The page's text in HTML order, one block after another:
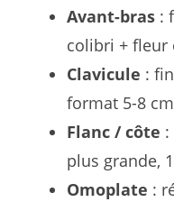
Avant-bras :
colibri + fleur
Clavicule :
format 5-8 cm
Flanc / côte
plus grande,
Omoplate :